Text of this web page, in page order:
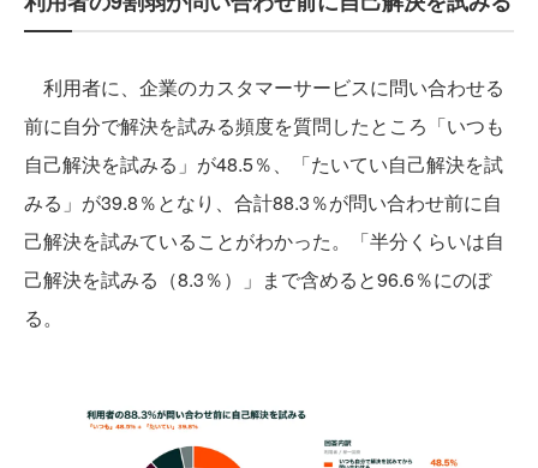
利用者に、企業のカスタマーサービスに問い合わせる
前に自分で解決を試みる頻度を質問したところ「いつも
自己解決を試みる」が48.5％、「たいてい自己解決を試
みる」が39.8％となり、合計88.3％が問い合わせ前に自
己解決を試みていることがわかった。「半分くらいは自
己解決を試みる（8.3％）」まで含めると96.6％にのぼ
る。